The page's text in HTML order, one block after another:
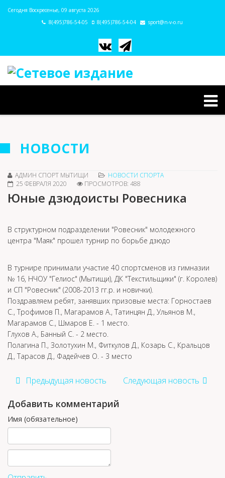
Сегодня Воскресенье, 09 августа 2026
8(495)786-54-05
8(495)786-54-04 sport@n-v-o.ru
НОВОСТИ
АДМИН СПОРТ МЫТИЩИ
НОВОСТИ СПОРТА
25 ФЕВРАЛЯ 2020
ПРОСМОТРОВ: 488
Юные дзюдоисты Ровесника
В структурном подразделении "Ровесник" молодежного
центра "Маяк" прошел турнир по борьбе дзюдо
В турнире принимали участие 40 спортсменов из гимназии
№ 16, НЧОУ "Гелиос" (Мытищи), ДК "Текстильщики" (г. Королев)
и СП "Ровесник" (2008-2013 гг.р. и новички).
Поздравляем ребят, занявших призовые места: Горностаев
С., Трофимов П., Магарамов А., Татинцян Д., Ульянов М.,
Магарамов С., Шмаров Е. - 1 место.
Глухов А., Банный С. - 2 место.
Полагина П., Золотухин М., Фиткулов Д., Козарь С., Кральцов
Д., Тарасов Д., Фадейчев О. - 3 место
Предыдущая новость Следующая новость
Добавить комментарий
Имя (обязательное)